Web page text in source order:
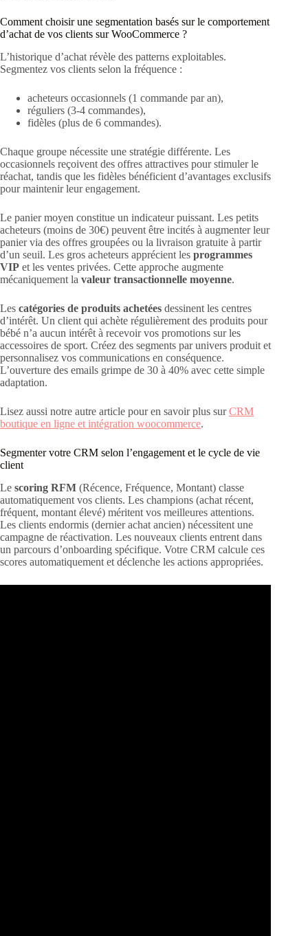
Comment choisir une segmentation basés sur le comportement
d’achat de vos clients sur WooCommerce ?
L’historique d’achat révèle des patterns exploitables.
Segmentez vos clients selon la fréquence :
acheteurs occasionnels (1 commande par an),
réguliers (3-4 commandes),
fidèles (plus de 6 commandes).
Chaque groupe nécessite une stratégie différente. Les
occasionnels reçoivent des offres attractives pour stimuler le
réachat, tandis que les fidèles bénéficient d’avantages exclusifs
pour maintenir leur engagement.
Le panier moyen constitue un indicateur puissant. Les petits
acheteurs (moins de 30€) peuvent être incités à augmenter leur
panier via des offres groupées ou la livraison gratuite à partir
d’un seuil. Les gros acheteurs apprécient les programmes
VIP et les ventes privées. Cette approche augmente
mécaniquement la valeur transactionnelle moyenne.
Les catégories de produits achetées dessinent les centres
d’intérêt. Un client qui achète régulièrement des produits pour
bébé n’a aucun intérêt à recevoir vos promotions sur les
accessoires de sport. Créez des segments par univers produit et
personnalisez vos communications en conséquence.
L’ouverture des emails grimpe de 30 à 40% avec cette simple
adaptation.
Lisez aussi notre autre article pour en savoir plus surCRM
boutique en ligne et intégration woocommerce.
Segmenter votre CRM selon l’engagement et le cycle de vie
client
Le scoring RFM (Récence, Fréquence, Montant) classe
automatiquement vos clients. Les champions (achat récent,
fréquent, montant élevé) méritent vos meilleures attentions.
Les clients endormis (dernier achat ancien) nécessitent une
campagne de réactivation. Les nouveaux clients entrent dans
un parcours d’onboarding spécifique. Votre CRM calcule ces
scores automatiquement et déclenche les actions appropriées.